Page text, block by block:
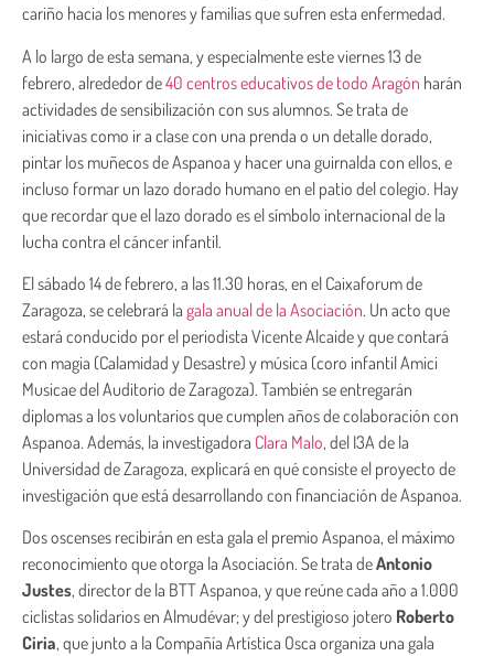
cariño hacia los menores y familias que sufren esta enfermedad.
A lo largo de esta semana, y especialmente este viernes 13 de
febrero, alrededor de40 centros educativos de todo Aragón harán
actividades de sensibilización con sus alumnos. Se trata de
iniciativas como ir a clase con una prenda o un detalle dorado,
pintar los muñecos de Aspanoa y hacer una guirnalda con ellos, e
incluso formar un lazo dorado humano en el patio del colegio. Hay
que recordar que el lazo dorado es el símbolo internacional de la
lucha contra el cáncer infantil.
El sábado 14 de febrero, a las 11.30 horas, en el Caixaforum de
Zaragoza, se celebrará la gala anual de la Asociación. Un acto que
estará conducido por el periodista Vicente Alcaide y que contará
con magia (Calamidad y Desastre) y música (coro infantil Amici
Musicae del Auditorio de Zaragoza). También se entregarán
diplomas a los voluntarios que cumplen años de colaboración con
Aspanoa. Además, la investigadora Clara Malo, del I3A de la
Universidad de Zaragoza, explicará en qué consiste el proyecto de
investigación que está desarrollando con financiación de Aspanoa.
Dos oscenses recibirán en esta gala el premio Aspanoa, el máximo
reconocimiento que otorga la Asociación. Se trata deAntonio
Justes, director de la BTT Aspanoa, y que reúne cada año a 1.000
ciclistas solidarios en Almudévar; y del prestigioso jotero Roberto
Ciria, que junto a la Compañía Artística Osca organiza una gala